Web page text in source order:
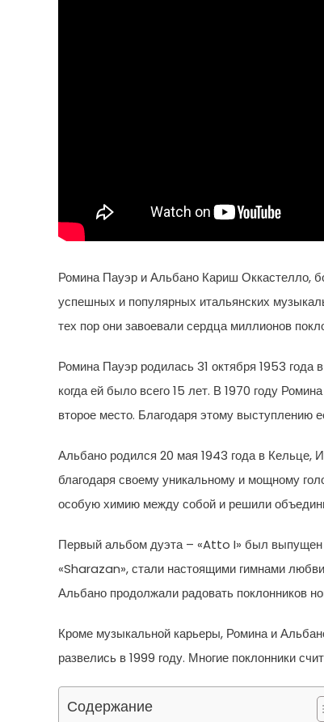
Ромина Пауэр и Альбано Кариш Оккастелло,
успешных и популярных итальянских
тех пор они завоевали сердца миллионов
Ромина Пауэр родилась 31 октября 1953
когда ей было всего 15 лет. В 1970 году
второе место. Благодаря этому выступлению
Альбано родился 20 мая 1943 года в Кельце,
благодаря своему уникальному и мощному
особую химию между собой и решили
Первый альбом дуэта – «Atto I» был выпущен
«Sharazan», стали настоящими гимнами
Альбано продолжали радовать поклонников
Кроме музыкальной карьеры, Ромина и
развелись в 1999 году. Многие поклонники
Содержание